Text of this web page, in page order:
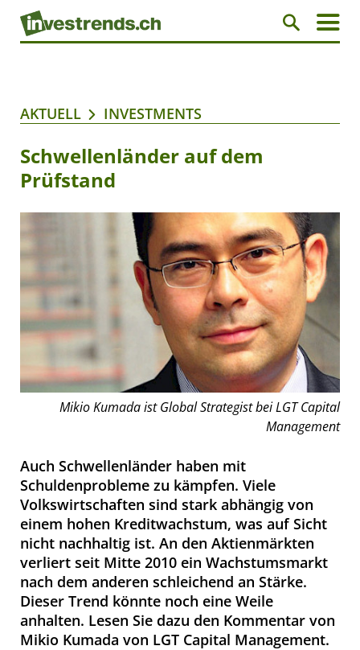
AKTUELL INVESTMENTS
Schwellenländer auf dem
Prüfstand
Mikio Kumada ist Global Strategist bei LGT Capital
Management
Auch Schwellenländer haben mit
Schuldenprobleme zu kämpfen. Viele
Volkswirtschaften sind stark abhängig von
einem hohen Kreditwachstum, was auf Sicht
nicht nachhaltig ist. An den Aktienmärkten
verliert seit Mitte 2010 ein Wachstumsmarkt
nach dem anderen schleichend an Stärke.
Dieser Trend könnte noch eine Weile
anhalten. Lesen Sie dazu den Kommentar von
Mikio Kumada von LGT Capital Management.